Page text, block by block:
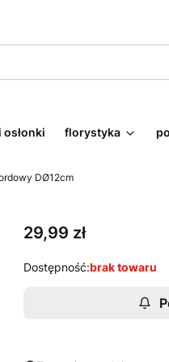
florystyka
DØ12cm
Cena
29,99 zł
Dostępność:brak towaru